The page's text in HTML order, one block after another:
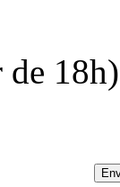
de 18h)